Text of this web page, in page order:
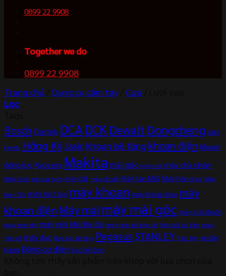
0899 22 9908
Together we do
0899 22 9908
Trang chủ
Dụng cụ cầm tay Cưa
Lọc
Bosch Dartek DCA DCK Dewalt Dongcheng GWS
Honda Hồng Ký Jasic khoan bê tông khoan điện khoan
động lực Kyocera Makita mài góc máy chà máy chà nhám
máy cưa máy cưa lọng máy cắt máy cắt sắt Máy hàn MIG Máy hàn que Máy
hàn TIG máy hút bụi máy khoan máy khoan búa máy
khoan điện Máy mài máy mài góc máy mài khuôn
máy nén khí máy nén khí dây đai máy nén khí trục vít Máy siết bu lông máy
vặn vít máy đục Máy đục bê tông Pegasus STANLEY Tiến Đạt xe đẩy
hàng Động cơ điện đục bê tông